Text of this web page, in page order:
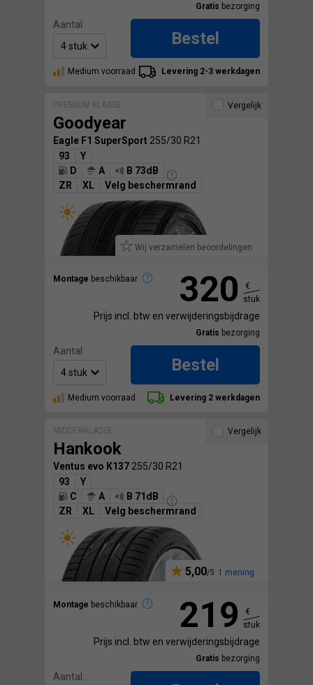
Gratis bezorging
Aantal:
Bestel
Medium voorraad Levering 2-3 werkdagen
PREMIUM KLASSE
Goodyear
Eagle F1 SuperSport 255/30 R21
93
Y
D
A
B 73dB
ZR
XL Velg beschermrand
Wij verzamelen beoordelingen.
Montage beschikbaar
Vergelijk
320
€
stuk
Prijs incl. btw en verwijderingsbijdrage
Gratis bezorging
Aantal:
Bestel
Medium voorraad Levering 2 werkdagen
MIDDENKLASSE
Hankook
Ventus evo K137 255/30 R21
93
Y
C
A
B 71dB
ZR
XL Velg beschermrand
5,00 1 mening
Montage beschikbaar
Vergelijk
219
€
stuk
Prijs incl. btw en verwijderingsbijdrage
Gratis bezorging
Aantal: